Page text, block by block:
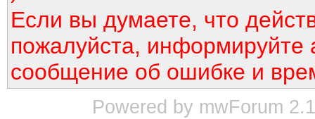
Если вы думаете, что
пожалуйста, информируйте
сообщение об ошибке и
Powered by mwForum